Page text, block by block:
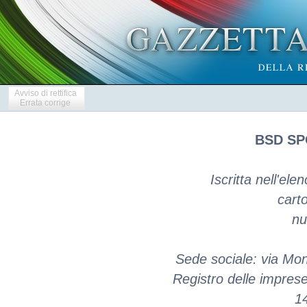
Avviso di rettifica
Errata corrige
BSD
Iscritta
Sede sociale: via
Registro delle